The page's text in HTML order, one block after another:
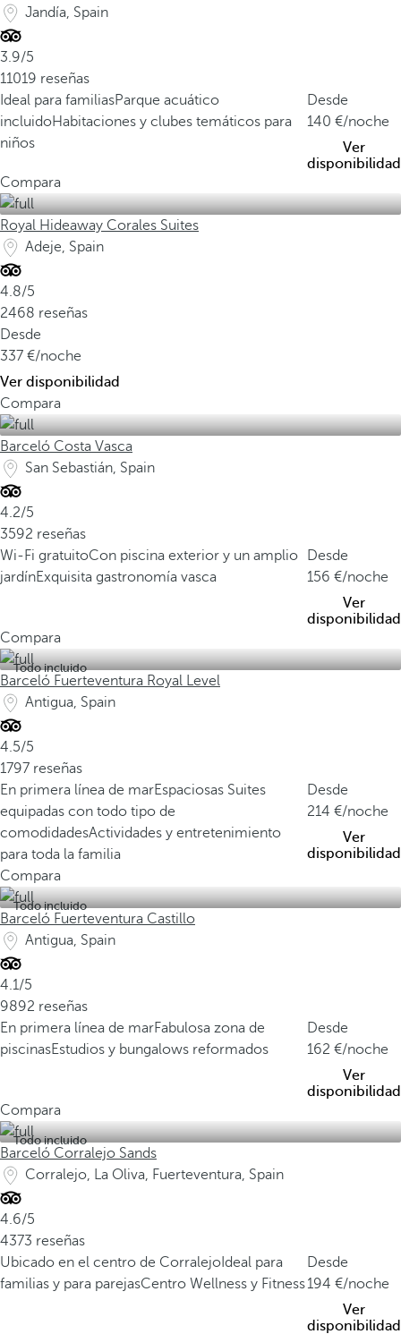
Jandía, Spain
3.9/5
11019 reseñas
Ideal para familiasParque acuático
incluidoHabitaciones y clubes temáticos para
niños
Desde
140
/noche
Ver
disponibilidad
Compara
Royal Hideaway Corales Suites
Adeje, Spain
4.8/5
2468 reseñas
Desde
337
/noche
Ver disponibilidad
Compara
Barceló Costa Vasca
San Sebastián, Spain
4.2/5
3592 reseñas
Wi-Fi gratuitoCon piscina exterior y un amplio
jardínExquisita gastronomía vasca
Desde
156
/noche
Ver
disponibilidad
Compara
Todo incluido
Barceló Fuerteventura Royal Level
Antigua, Spain
4.5/5
1797 reseñas
En primera línea de marEspaciosas Suites
equipadas con todo tipo de
comodidadesActividades y entretenimiento
para toda la familia
Desde
214
/noche
Ver
disponibilidad
Compara
Todo incluido
Barceló Fuerteventura Castillo
Antigua, Spain
4.1/5
9892 reseñas
En primera línea de marFabulosa zona de
piscinasEstudios y bungalows reformados
Desde
162
/noche
Ver
disponibilidad
Compara
Todo incluido
Barceló Corralejo Sands
Corralejo, La Oliva, Fuerteventura, Spain
4.6/5
4373 reseñas
Ubicado en el centro de Corralejo Ideal para
familias y para parejasCentro Wellness y Fitness
Desde
194
/noche
Ver
disponibilidad